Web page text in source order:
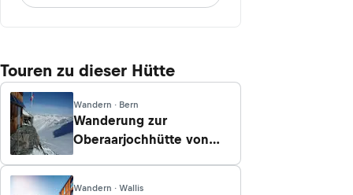
Touren zu dieser Hütte
Wandern · Bern
Wanderung zur
Oberaarjochhütte von
Wandern · Wallis